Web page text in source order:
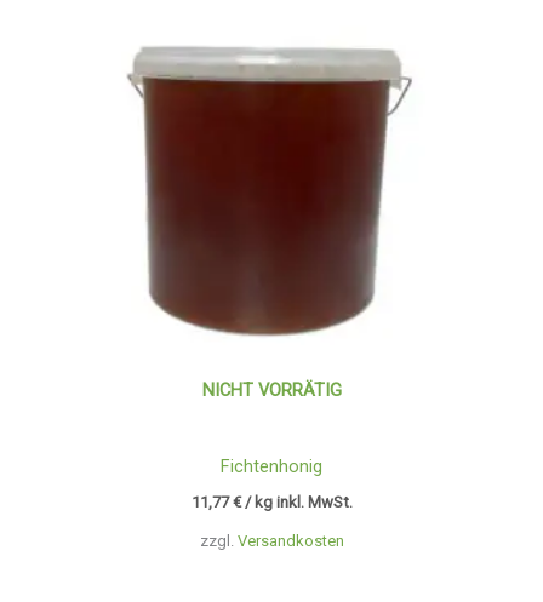
NICHT VORRÄTIG
zzgl. Versandkosten
Fichtenhonig
11,77€ / kg inkl. MwSt.